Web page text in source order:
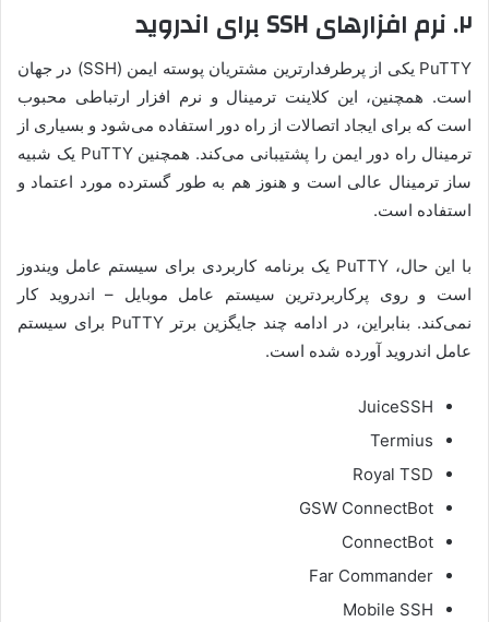
۲. نرم افزارهای SSH برای اندروید
PuTTY یکی از پرطرفدارترین مشتریان پوسته ایمن (SSH) در جهان
است. همچنین، این کلاینت ترمینال و نرم افزار ارتباطی محبوب
است که برای ایجاد اتصالات از راه دور استفاده می‌شود و بسیاری از
ترمینال راه دور ایمن را پشتیبانی می‌کند. همچنین PuTTY یک شبیه
ساز ترمینال عالی است و هنوز هم به طور گسترده مورد اعتماد و
استفاده است.
با این حال، PuTTY یک برنامه کاربردی برای سیستم عامل ویندوز
است و روی پرکاربردترین سیستم عامل موبایل – اندروید کار
نمی‌کند. بنابراین، در ادامه چند جایگزین برتر PuTTY برای سیستم
عامل اندروید آورده شده است.
JuiceSSH
Termius
Royal TSD
GSW ConnectBot
ConnectBot
Far Commander
Mobile SSH